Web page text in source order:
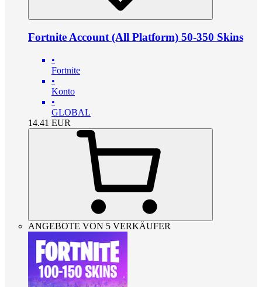
Fortnite Account (All Platform) 50-350 Skins
•
Fortnite
•
Konto
•
GLOBAL
14.41 EUR
ANGEBOTE VON 5 VERKÄUFER